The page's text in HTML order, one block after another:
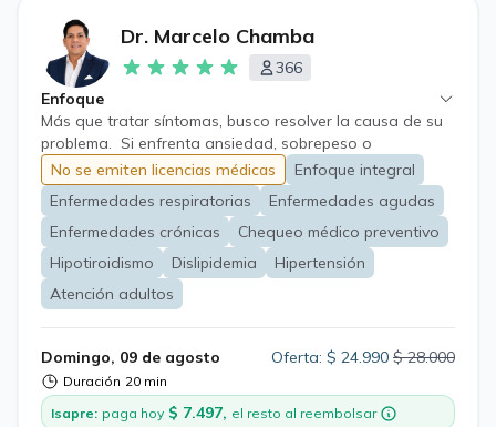
Dr. Marcelo Chamba
366
Enfoque
Más que tratar síntomas, busco resolver la causa de su
problema. Si enfrenta ansiedad, sobrepeso o
enfermedades crónicas, trabajaremos con un plan
médico integral, personalizado y basado en evidencia.
No se emiten licencias médicas
Enfoque integral
Enfermedades respiratorias
Enfermedades agudas
Enfermedades crónicas
Chequeo médico preventivo
Hipotiroidismo
Dislipidemia
Hipertensión
Atención adultos
Domingo, 09 de agosto
Duración 20 min
Oferta: $ 24.990 $ 28.000
Isapre: paga hoy $ 7.497, el resto al reembolsar